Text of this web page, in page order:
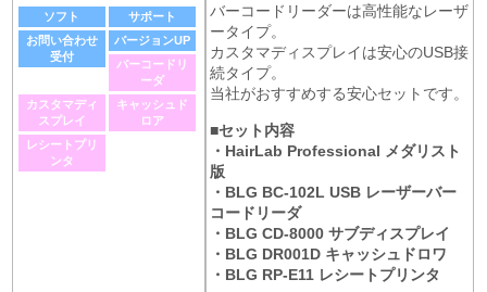
ソフト
サポート
お問い合わせ
受付
バージョンUP
バーコードリ
ーダ
カスタマディ
スプレイ
キャッシュド
ロア
レシートプリ
ンタ
バーコードリーダーは高性能なレーザ
ータイプ。
カスタマディスプレイは安心のUSB接
続タイプ。
当社がおすすめする安心セットです。
■セット内容
・HairLab Professional メダリスト
版
・BLG BC-102L USB レーザーバー
コードリーダ
・BLG CD-8000 サブディスプレイ
・BLG DR001D キャッシュドロワ
・BLG RP-E11 レシートプリンタ